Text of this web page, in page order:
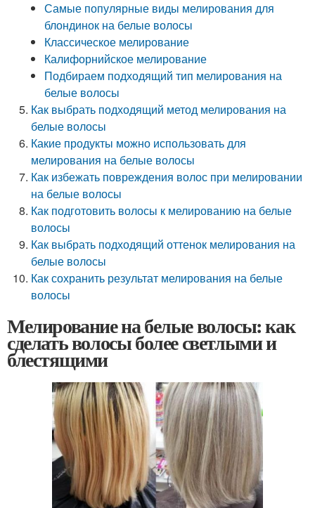
Самые популярные виды мелирования для
блондинок на белые волосы
Классическое мелирование
Калифорнийское мелирование
Подбираем подходящий тип мелирования на
белые волосы
Как выбрать подходящий метод мелирования на
белые волосы
Какие продукты можно использовать для
мелирования на белые волосы
Как избежать повреждения волос при мелировании
на белые волосы
Как подготовить волосы к мелированию на белые
волосы
Как выбрать подходящий оттенок мелирования на
белые волосы
Как сохранить результат мелирования на белые
волосы
Мелирование на белые волосы: как
сделать волосы более светлыми и
блестящими